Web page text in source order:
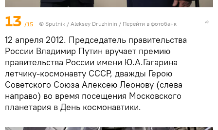
13 /15 © Sputnik / Aleksey Druzhinin / Перейти в фотобанк
12 апреля 2012. Председатель правительства
России Владимир Путин вручает премию
правительства России имени Ю.А.Гагарина
летчику-космонавту СССР, дважды Герою
Советского Союза Алексею Леонову (слева
направо) во время посещения Московского
планетария в День космонавтики.